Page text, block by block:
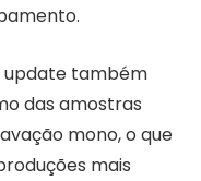
update também
das amostras
mono, o que
mais